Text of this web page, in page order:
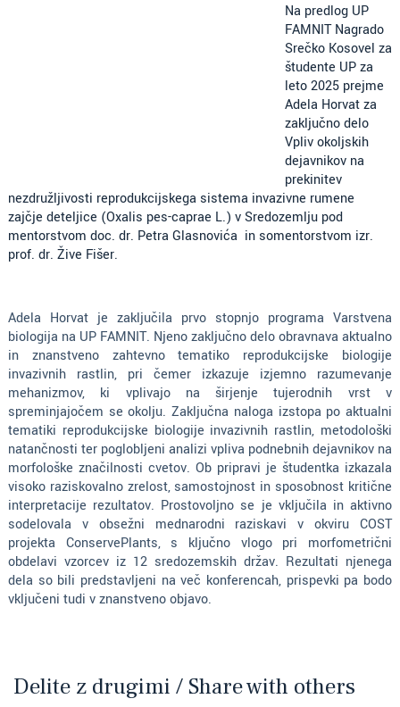
Na predlog UP
FAMNIT Nagrado
Srečko Kosovel za
študente UP za
leto 2025 prejme
Adela Horvat za
zaključno delo
Vpliv okoljskih
dejavnikov na
prekinitev
nezdružljivosti reprodukcijskega sistema invazivne rumene
zajčje deteljice (Oxalis pes-caprae L.) v Sredozemlju pod
mentorstvom doc. dr. Petra Glasnovića in somentorstvom izr.
prof. dr. Žive Fišer.
Adela Horvat je zaključila prvo stopnjo programa Varstvena
biologija na UP FAMNIT. Njeno zaključno delo obravnava aktualno
in znanstveno zahtevno tematiko reprodukcijske biologije
invazivnih rastlin, pri čemer izkazuje izjemno razumevanje
mehanizmov, ki vplivajo na širjenje tujerodnih vrst v
spreminjajočem se okolju. Zaključna naloga izstopa po aktualni
tematiki reprodukcijske biologije invazivnih rastlin, metodološki
natančnosti ter poglobljeni analizi vpliva podnebnih dejavnikov na
morfološke značilnosti cvetov. Ob pripravi je študentka izkazala
visoko raziskovalno zrelost, samostojnost in sposobnost kritične
interpretacije rezultatov. Prostovoljno se je vključila in aktivno
sodelovala v obsežni mednarodni raziskavi v okviru COST
projekta ConservePlants, s ključno vlogo pri morfometrični
obdelavi vzorcev iz 12 sredozemskih držav. Rezultati njenega
dela so bili predstavljeni na več konferencah, prispevki pa bodo
vključeni tudi v znanstveno objavo.
Delite z drugimi / Share with others